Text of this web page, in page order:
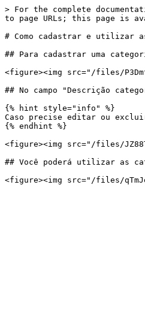
> For the complete
to page URLs; this page is
# Como cadastrar e utilizar
## Para cadastrar uma
<figure><img src="/files/
## No campo "Descrição
{% hint style="info" %}
Caso precise editar ou
{% endhint %}
<figure><img src="/files/
## Você poderá utilizar as